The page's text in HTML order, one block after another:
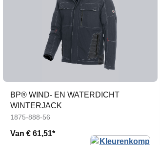
BP® WIND- EN WATERDICHT
WINTERJACK
1875-888-56
Van€ 61,51*